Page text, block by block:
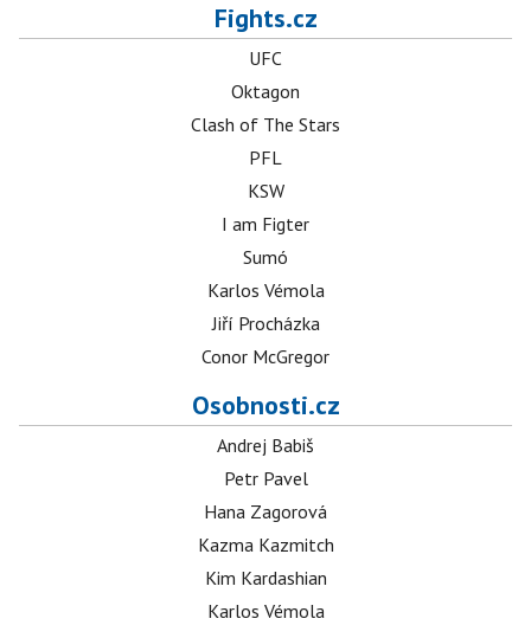
Fights.cz
UFC
Oktagon
Clash of The Stars
PFL
KSW
I am Figter
Sumó
Karlos Vémola
Jiří Procházka
Conor McGregor
Osobnosti.cz
Andrej Babiš
Petr Pavel
Hana Zagorová
Kazma Kazmitch
Kim Kardashian
Karlos Vémola